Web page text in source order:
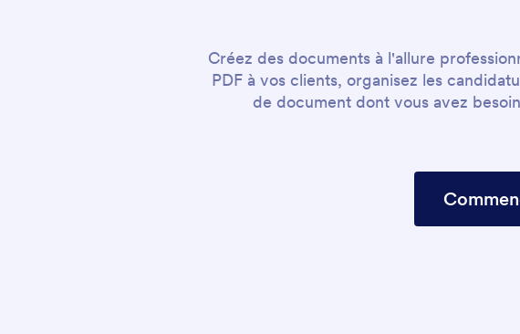
Créez des documents à l'allure
PDF à vos clients, organisez les
de document dont vous avez